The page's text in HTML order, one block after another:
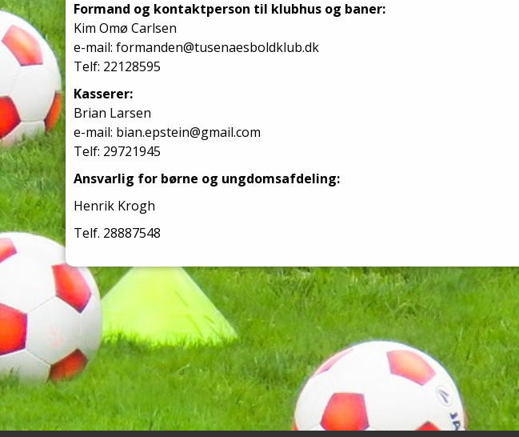
Formand og kontaktperson til klubhus og baner:
Kim Omø Carlsen
e-mail: formanden@tusenaesboldklub.dk
Telf: 22128595
Kasserer:
Brian Larsen
e-mail: bian.epstein@gmail.com
Telf: 29721945
Ansvarlig for børne og ungdomsafdeling:
Henrik Krogh
Telf. 28887548